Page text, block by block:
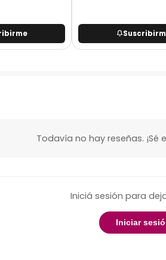
Todavía no hay reseñas. ¡Sé
Iniciá sesión para
Iniciar